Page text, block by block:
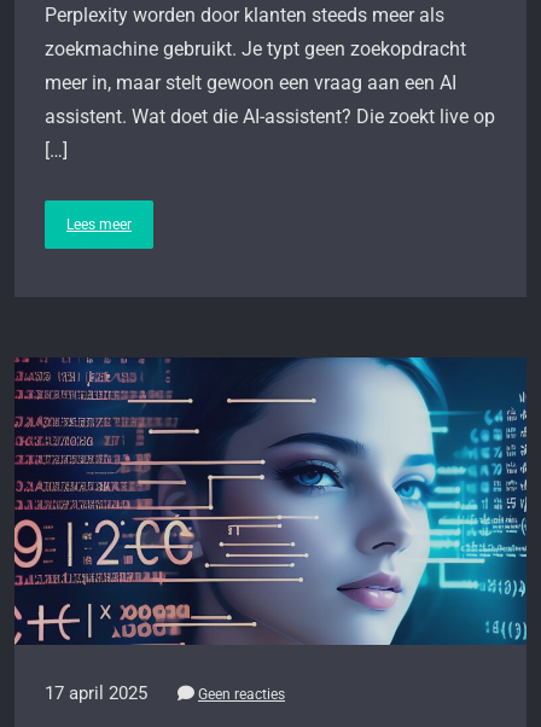
Perplexity worden door klanten steeds meer als
zoekmachine gebruikt. Je typt geen zoekopdracht
meer in, maar stelt gewoon een vraag aan een AI
assistent. Wat doet die AI-assistent? Die zoekt live op
[…]
Lees meer
17 april 2025 Geen reacties